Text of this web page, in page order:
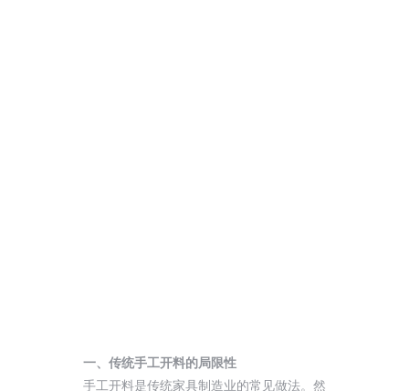
一、传统手工开料的局限性
手工开料是传统家具制造业的常见做法。然